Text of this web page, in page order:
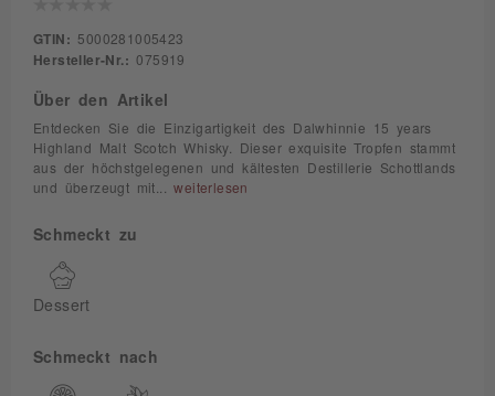
GTIN: 5000281005423
Hersteller-Nr.: 075919
Über den Artikel
Entdecken Sie die Einzigartigkeit des Dalwhinnie 15 years
Highland Malt Scotch Whisky. Dieser exquisite Tropfen stammt
aus der höchstgelegenen und kältesten Destillerie Schottlands
und überzeugt mit...weiterlesen
Schmeckt zu
Dessert
Schmeckt nach